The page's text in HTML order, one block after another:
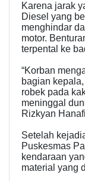
Karena jarak
Diesel yang
menghindar
motor.
terpental ke
“Korban
bagian
robek pada
meninggal
Rizkyan
Setelah
Puskesmas
kendaraan
material yang